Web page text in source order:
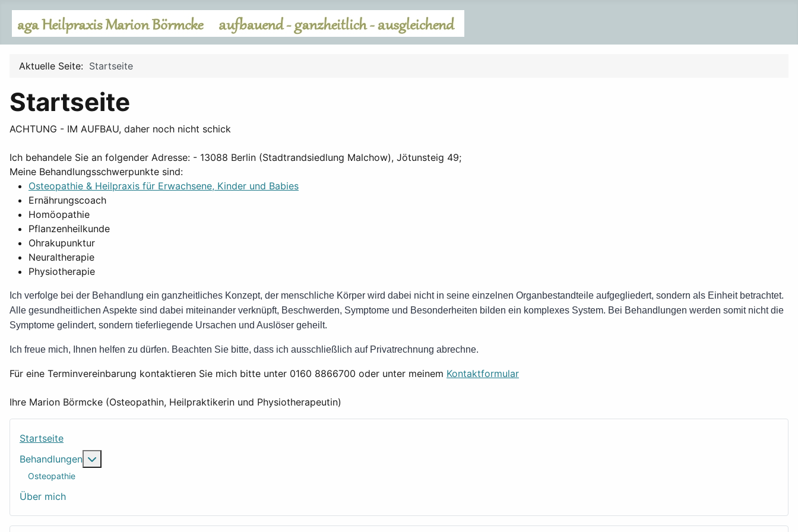
Aktuelle Seite: Startseite
Startseite
ACHTUNG - IM AUFBAU, daher noch nicht schick
Ich behandele Sie an folgender Adresse: - 13088 Berlin (Stadtrandsiedlung Malchow), Jötunsteig 49;
Meine Behandlungsschwerpunkte sind:
Osteopathie & Heilpraxis für Erwachsene, Kinder und Babies
Ernährungscoach
Homöopathie
Pflanzenheilkunde
Ohrakupunktur
Neuraltherapie
Physiotherapie
Ich verfolge bei der Behandlung ein ganzheitliches Konzept, der menschliche Körper wird dabei nicht in seine einzelnen Organbestandteile aufgegliedert, sondern als Einheit betrachtet.
Alle gesundheitlichen Aspekte sind dabei miteinander verknüpft, Beschwerden, Symptome und Besonderheiten bilden ein komplexes System. Bei Behandlungen werden somit nicht die
Symptome gelindert, sondern tieferliegende Ursachen und Auslöser geheilt.
Ich freue mich, Ihnen helfen zu dürfen. Beachten Sie bitte, dass ich ausschließlich auf Privatrechnung abrechne.
Für eine Terminvereinbarung kontaktieren Sie mich bitte unter 0160 8866700 oder unter meinem Kontaktformular
Ihre Marion Börmcke (Osteopathin, Heilpraktikerin und Physiotherapeutin)
Startseite
Behandlungen
Osteopathie
Über mich